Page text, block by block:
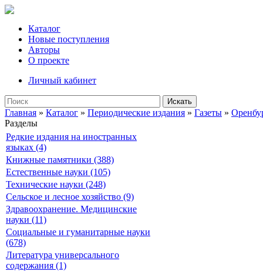
Каталог
Новые поступления
Авторы
О проекте
Личный кабинет
Искать
Главная » Каталог » Периодические издания » Газеты »
Разделы
Редкие издания на иностранных
языках (4)
Книжные памятники (388)
Естественные науки (105)
Технические науки (248)
Сельское и лесное хозяйство (9)
Здравоохранение. Медицинские
науки (11)
Социальные и гуманитарные науки
(678)
Литература универсального
содержания (1)